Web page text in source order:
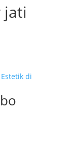
jati